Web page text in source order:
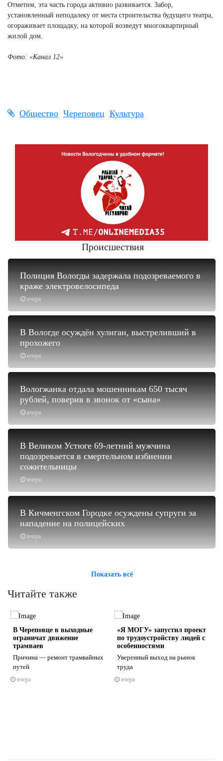
Отметим, эта часть города активно развивается. Забор,
установленный неподалеку от места строительства будущего театра,
огораживает площадку, на которой возведут многоквартирный
жилой дом.
Фото: «Канал 12»
Общество Череповец Культура
Происшествия
вчера
Полиция Вологды задержала подозреваемого в
краже электровелосипеда
вчера
В Вологде осуждён хулиган, выстреливший в
прохожего
вчера
Вологжанка отдала мошенникам 650 тысяч
рублей, поверив в звонок от «сына»
вчера
В Великом Устюге 69-летний мужчина
подозревается в смертельном избиении
сожительницы
вчера
В Кичменгском Городке осуждены супруги за
нападение на полицейских
Показать всё
Читайте также
В Череповце в выходные
ограничат движение
трамваев
Причина — ремонт трамвайных
путей
вчера
«Я МОГУ» запустил проект
по трудоустройству людей с
особенностями
Уверенный выход на рынок
труда
вчера